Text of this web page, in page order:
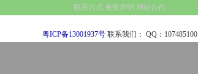
联系方式 免责声明 网站合作
粤ICP备13001937号 联系我们： QQ：107485100